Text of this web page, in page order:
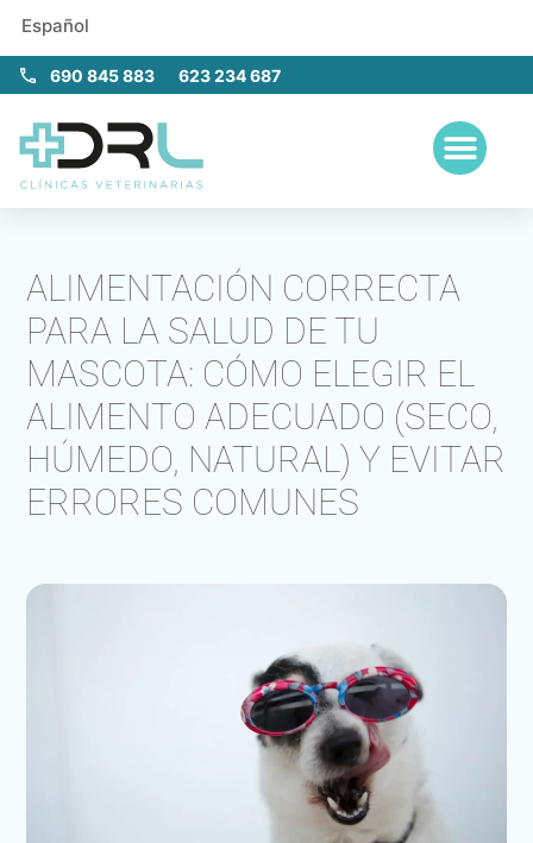
Español
690 845 883 623 234 687
ALIMENTACIÓN CORRECTA
PARA LA SALUD DE TU
MASCOTA: CÓMO ELEGIR EL
ALIMENTO ADECUADO (SECO,
HÚMEDO, NATURAL) Y EVITAR
ERRORES COMUNES